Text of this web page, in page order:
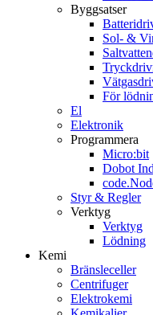
Byggsatser
Sol- &
För
El
Elektronik
Programmera
Micro:bit
Dobot
Styr & Regler
Verktyg
Verktyg
Lödning
Kemi
Bränsleceller
Centrifuger
Elektrokemi